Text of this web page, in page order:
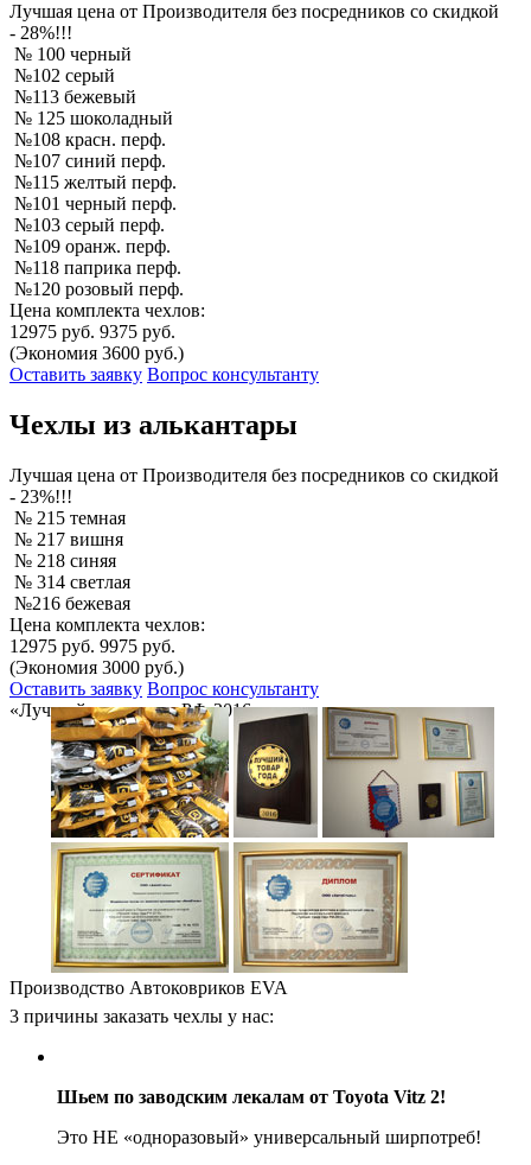
Лучшая цена от Производителя без посредников со скидкой
- 28%!!!
№ 100 черный
№102 серый
№113 бежевый
№ 125 шоколадный
№108 красн. перф.
№107 синий перф.
№115 желтый перф.
№101 черный перф.
№103 серый перф.
№109 оранж. перф.
№118 паприка перф.
№120 розовый перф.
Цена комплекта чехлов:
12975 руб. 9375 руб.
(Экономия 3600 руб.)
Оставить заявку Вопрос консультанту
Чехлы из алькантары
Лучшая цена от Производителя без посредников со скидкой
- 23%!!!
№ 215 темная
№ 217 вишня
№ 218 синяя
№ 314 светлая
№216 бежевая
Цена комплекта чехлов:
12975 руб. 9975 руб.
(Экономия 3000 руб.)
Оставить заявку Вопрос консультанту
«Лучший товар года РФ-2016»
Производство Автоковриков EVA
3 причины заказать чехлы у нас:
Шьем по заводским лекалам от Toyota Vitz 2!
Это НЕ «одноразовый» универсальный ширпотреб!